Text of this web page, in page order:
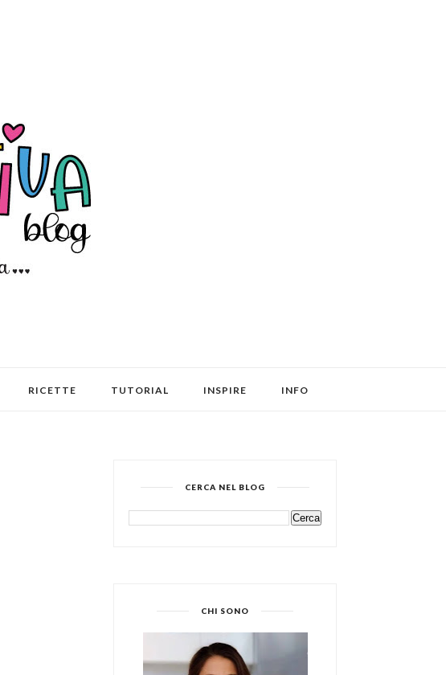
RICETTE TUTORIAL INSPIRE INFO
CERCA NEL BLOG
CHI SONO